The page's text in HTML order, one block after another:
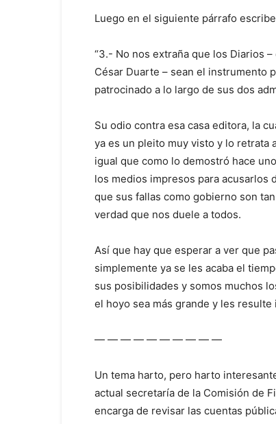
Luego en el siguiente párrafo
“3.- No nos extraña que los Diarios
César Duarte – sean el instrumento
patrocinado a lo largo de sus dos
Su odio contra esa casa editora, la
ya es un pleito muy visto y lo retrata
igual que como lo demostró hace
los medios impresos para acusarlos
que sus fallas como gobierno son
verdad que nos duele a todos.
Así que hay que esperar a ver que
simplemente ya se les acaba el
sus posibilidades y somos muchos
el hoyo sea más grande y les
— — — — — — — — — —
Un tema harto, pero harto
actual secretaría de la Comisión de
encarga de revisar las cuentas